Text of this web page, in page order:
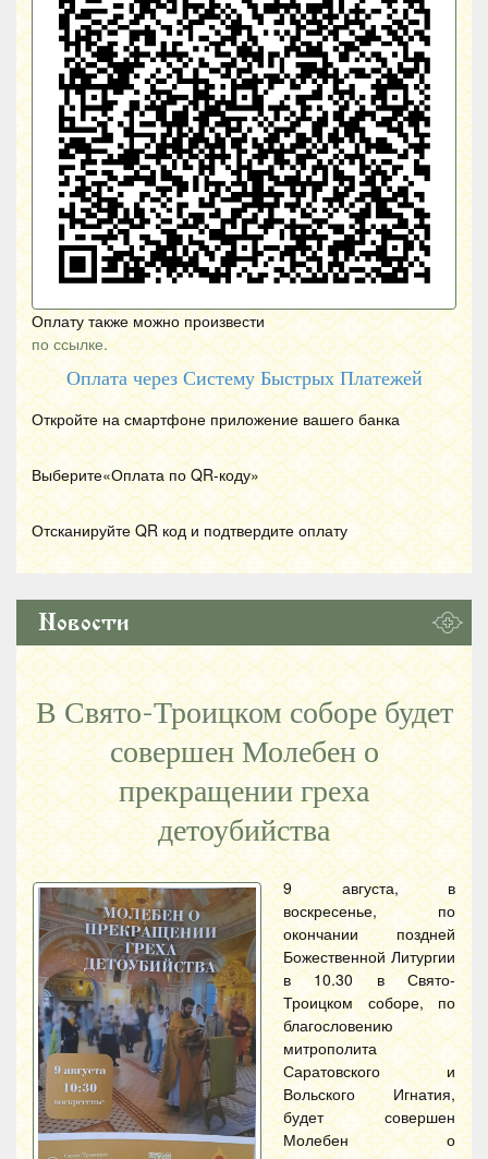
Оплату также можно произвести
по ссылке.
Оплата через Систему Быстрых Платежей
Откройте на смартфоне приложение вашего банка
Выберите«Оплата по QR-коду»
Отсканируйте QR код и подтвердите оплату
Новости
В Свято-Троицком соборе будет
совершен Молебен о
прекращении греха
детоубийства
9 августа, в
воскресенье, по
окончании поздней
Божественной Литургии
в 10.30 в Свято-
Троицком соборе, по
благословению
митрополита
Саратовского и
Вольского Игнатия,
будет совершен
Молебен о